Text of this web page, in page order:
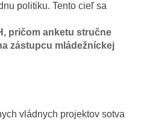
politiku. Tento cieľ sa
pričom anketu stručne
zástupcu mládežníckej
vládnych projektov sotva